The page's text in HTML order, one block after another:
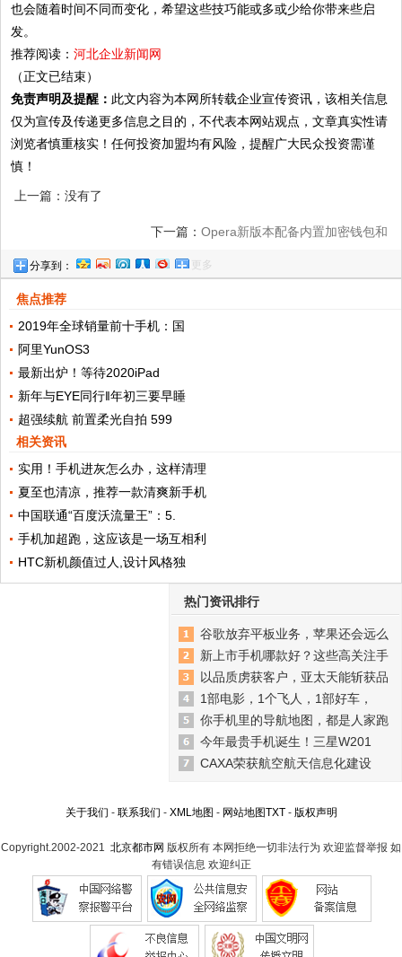
也会随着时间不同而变化，希望这些技巧能或多或少给你带来些启
发。
推荐阅读：河北企业新闻网
（正文已结束）
免责声明及提醒： 此文内容为本网所转载企业宣传资讯，该相关信息
仅为宣传及传递更多信息之目的，不代表本网站观点，文章真实性请
浏览者慎重核实！任何投资加盟均有风险，提醒广大民众投资需谨
慎！
上一篇：没有了
下一篇： Opera新版本配备内置加密钱包和
分享到： 更多
焦点推荐
2019年全球销量前十手机：国
阿里YunOS3
最新出炉！等待2020iPad
新年与EYE同行‖年初三要早睡
超强续航 前置柔光自拍 599
相关资讯
实用！手机进灰怎么办，这样清理
夏至也清凉，推荐一款清爽新手机
中国联通“百度沃流量王”：5.
手机加超跑，这应该是一场互相利
HTC新机颜值过人,设计风格独
热门资讯排行
谷歌放弃平板业务，苹果还会远么
新上市手机哪款好？这些高关注手
以品质虏获客户，亚太天能斩获品
1部电影，1个飞人，1部好车，
你手机里的导航地图，都是人家跑
今年最贵手机诞生！三星W201
CAXA荣获航空航天信息化建设
关于我们 - 联系我们 - XML地图 - 网站地图TXT- 版权声明
Copyright.2002-2021 北京都市网 版权所有 本网拒绝一切非法行为 欢迎监督举报 如
有错误信息 欢迎纠正